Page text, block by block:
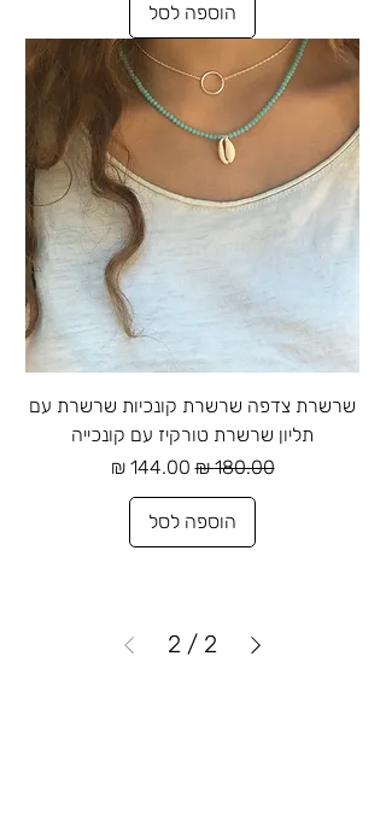
הוספה לסל
שרשרת צדפה שרשרת קונכיות שרשרת עם
תליון שרשרת טורקיז עם קונכייה
מחיר רגיל‏180.00 ‏₪ מחיר מבצע
הוספה לסל
2
/
2